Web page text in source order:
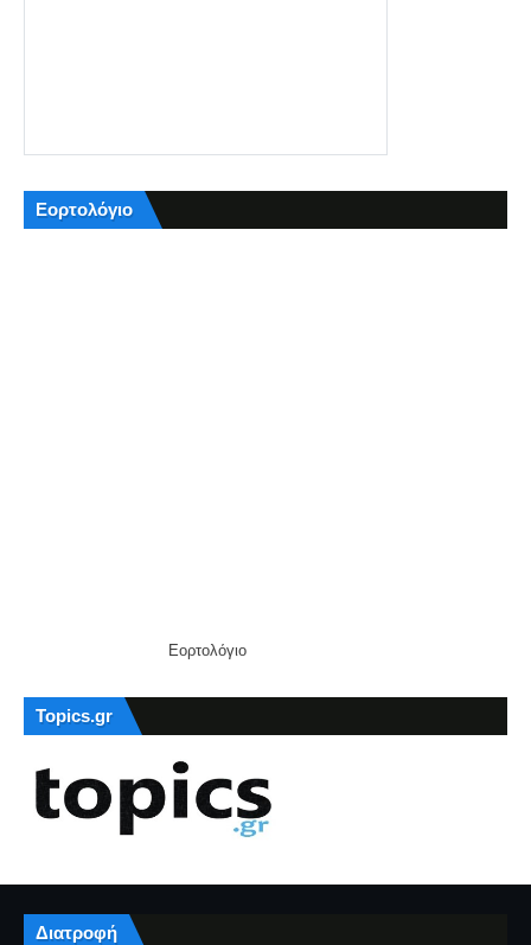
Εορτολόγιο
Εορτολόγιο
Topics.gr
Διατροφή